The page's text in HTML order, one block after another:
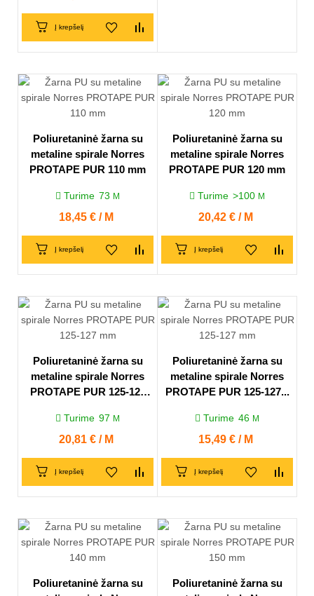
Į krepšelį
Poliuretaninė žarna su
metaline spirale Norres
PROTAPE PUR 110 mm
Turime 73 M
Kaina
18,45 € / M
Į krepšelį
Poliuretaninė žarna su
metaline spirale Norres
PROTAPE PUR 120 mm
Turime >100 M
Kaina
20,42 € / M
Į krepšelį
Poliuretaninė žarna su
metaline spirale Norres
PROTAPE PUR 125-127
Turime 97 M
Kaina
20,81 € / M
Į krepšelį
Poliuretaninė žarna su
metaline spirale Norres
PROTAPE PUR 125-127...
Turime 46 M
Kaina
15,49 € / M
Į krepšelį
Poliuretaninė žarna su
Poliuretaninė žarna su